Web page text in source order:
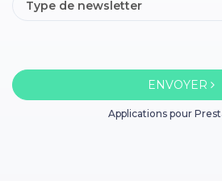
ENVOYER
Applications pour